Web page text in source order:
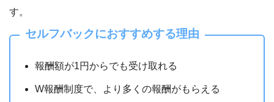
す。
セルフバックにおすすめする理由
報酬額が1円からでも受け取れる
W報酬制度で、より多くの報酬がもらえる